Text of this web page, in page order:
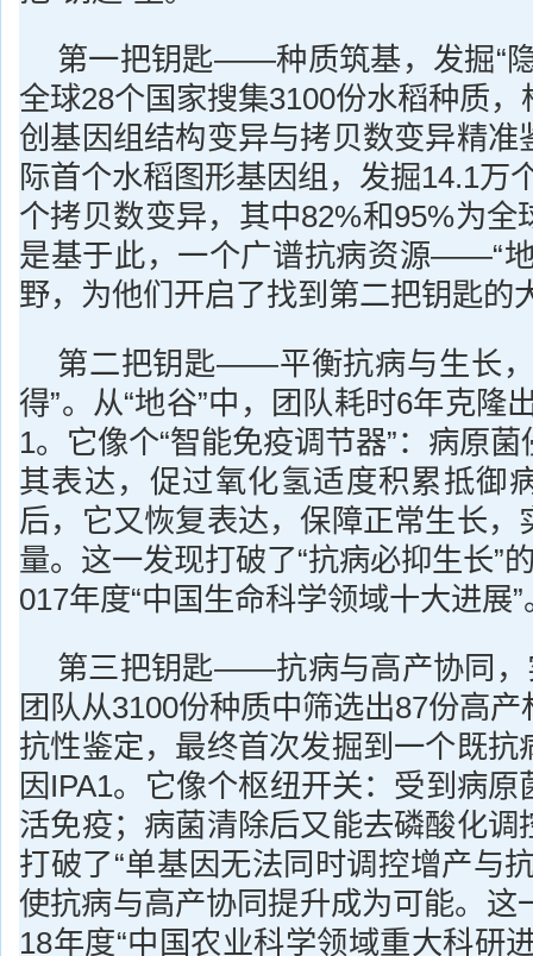
第一把钥匙——种质筑基，发掘“
全球28个国家搜集3100份水稻种质
创基因组结构变异与拷贝数变异精准
际首个水稻图形基因组，发掘14.1万
个拷贝数变异，其中82%和95%为全
是基于此，一个广谱抗病资源——“
野，为他们开启了找到第二把钥匙的
第二把钥匙——平衡抗病与生长
得”。从“地谷”中，团队耗时6年克隆
1。它像个“智能免疫调节器”：病原
其表达，促过氧化氢适度积累抵御
后，它又恢复表达，保障正常生长，
量。这一发现打破了“抗病必抑生长”
017年度“中国生命科学领域十大进展”
第三把钥匙——抗病与高产协同，
团队从3100份种质中筛选出87份高
抗性鉴定，最终首次发掘到一个既抗
因IPA1。它像个枢纽开关：受到病
活免疫；病菌清除后又能去磷酸化调
打破了“单基因无法同时调控增产与
使抗病与高产协同提升成为可能。这
18年度“中国农业科学领域重大科研